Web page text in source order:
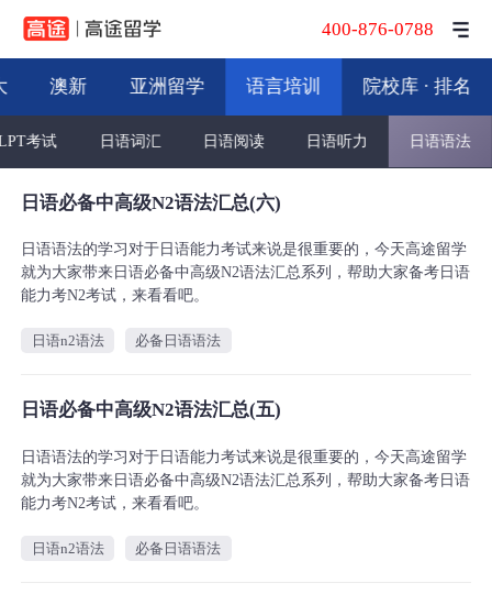
400-876-0788
澳新 亚洲留学 语言培训 院校库 · 排名
考试 日语词汇 日语阅读 日语听力 日语语法
日语必备中高级N2语法汇总(六)
日语语法的学习对于日语能力考试来说是很重要的，今天高途留学
就为大家带来日语必备中高级N2语法汇总系列，帮助大家备考日语
能力考N2考试，来看看吧。
日语n2语法 必备日语语法
日语必备中高级N2语法汇总(五)
日语语法的学习对于日语能力考试来说是很重要的，今天高途留学
就为大家带来日语必备中高级N2语法汇总系列，帮助大家备考日语
能力考N2考试，来看看吧。
日语n2语法 必备日语语法